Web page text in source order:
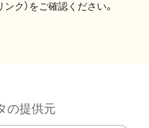
ンク）をご確認ください。
の提供元